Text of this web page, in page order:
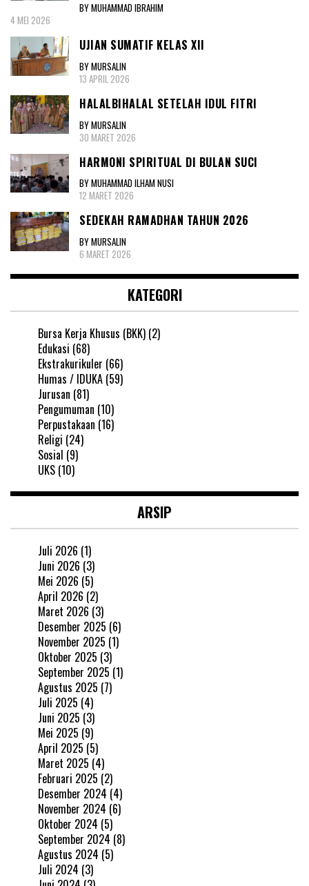
BY MUHAMMAD IBRAHIM
4 MEI 2026
UJIAN SUMATIF KELAS XII
BY MURSALIN
13 APRIL 2026
HALALBIHALAL SETELAH IDUL FITRI
BY MURSALIN
30 MARET 2026
HARMONI SPIRITUAL DI BULAN SUCI
BY MUHAMMAD ILHAM NUSI
12 MARET 2026
SEDEKAH RAMADHAN TAHUN 2026
BY MURSALIN
6 MARET 2026
KATEGORI
Bursa Kerja Khusus (BKK) (2)
Edukasi (68)
Ekstrakurikuler (66)
Humas / IDUKA (59)
Jurusan (81)
Pengumuman (10)
Perpustakaan (16)
Religi (24)
Sosial (9)
UKS (10)
ARSIP
Juli 2026 (1)
Juni 2026 (3)
Mei 2026 (5)
April 2026 (2)
Maret 2026 (3)
Desember 2025 (6)
November 2025 (1)
Oktober 2025 (3)
September 2025 (1)
Agustus 2025 (7)
Juli 2025 (4)
Juni 2025 (3)
Mei 2025 (9)
April 2025 (5)
Maret 2025 (4)
Februari 2025 (2)
Desember 2024 (4)
November 2024 (6)
Oktober 2024 (5)
September 2024 (8)
Agustus 2024 (5)
Juli 2024 (3)